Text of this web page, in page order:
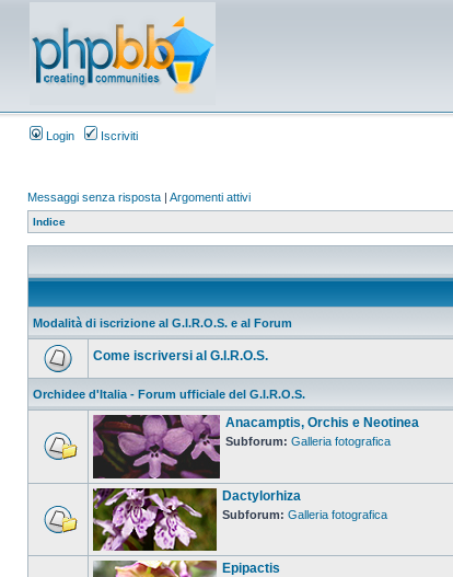
Login Iscriviti
Messaggi senza risposta | Argomenti attivi
Indice
Modalità di iscrizione al G.I.R.O.S. e al Forum
Come iscriversi al G.I.R.O.S.
Orchidee d'Italia - Forum ufficiale del G.I.R.O.S.
Anacamptis, Orchis e Neotinea
Subforum: Galleria fotografica
Dactylorhiza
Subforum: Galleria fotografica
Epipactis